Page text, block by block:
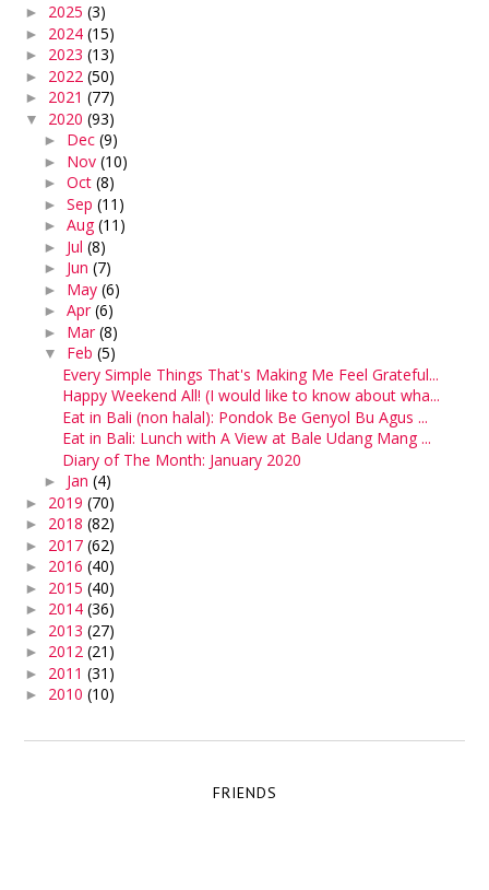
► 2025(3)
► 2024(15)
► 2023(13)
► 2022(50)
► 2021(77)
▼ 2020(93)
► Dec(9)
► Nov(10)
►Oct(8)
►Sep(11)
►Aug(11)
► Jul(8)
► Jun(7)
► May(6)
►Apr(6)
► Mar(8)
▼ Feb(5)
Every Simple Things That's Making Me Feel Grateful...
Happy Weekend All! (I would like to know about wha...
Eat in Bali (non halal): Pondok Be Genyol Bu Agus ...
Eat in Bali: Lunch with A View at Bale Udang Mang ...
Diary of The Month: January 2020
► Jan(4)
► 2019(70)
► 2018(82)
► 2017(62)
► 2016(40)
► 2015(40)
► 2014(36)
► 2013(27)
► 2012(21)
► 2011(31)
► 2010(10)
FRIENDS